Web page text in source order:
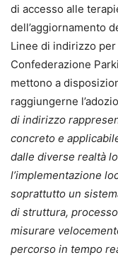
di accesso alle
dell’aggiornamento
Linee di indirizzo
Confederazione
mettono a
raggiungerne
di indirizzo
concreto e
dalle diverse realtà
l’implementazione
soprattutto un
di struttura,
misurare
percorso in tempo